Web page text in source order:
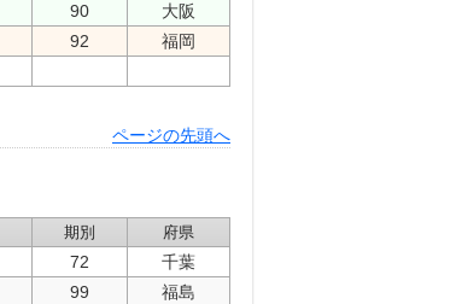
90
大阪
92
福岡
ページの先頭へ
期別 府県
72
千葉
99
福島